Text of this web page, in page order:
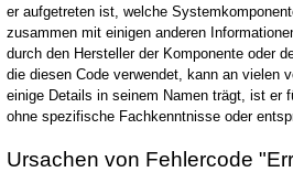
er aufgetreten ist, welche
zusammen mit einigen anderen
durch den Hersteller der Komponente oder
die diesen Code verwendet, kann an vielen
einige Details in seinem Namen trägt, ist er
ohne spezifische Fachkenntnisse oder
Ursachen von Fehlercode